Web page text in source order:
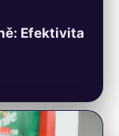
Efektivita